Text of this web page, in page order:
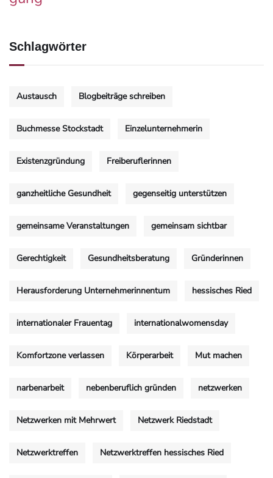
Schlagwörter
Austausch Blogbeiträge schreiben
Buchmesse Stockstadt Einzelunternehmerin
Existenzgründung Freiberuflerinnen
ganzheitliche Gesundheit gegenseitig unterstützen
gemeinsame Veranstaltungen gemeinsam sichtbar
Gerechtigkeit Gesundheitsberatung Gründerinnen
Herausforderung Unternehmerinnentum hessisches Ried
internationaler Frauentag internationalwomensday
Komfortzone verlassen Körperarbeit Mut machen
narbenarbeit nebenberuflich gründen netzwerken
Netzwerken mit Mehrwert Netzwerk Riedstadt
Netzwerktreffen Netzwerktreffen hessisches Ried